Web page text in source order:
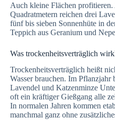
Auch kleine Flächen
Quadratmetern reichen drei
fünf bis sieben Sonnenhüte in
Teppich aus Geranium und
Was trockenheitsverträglich
Trockenheitsverträglich heißt
Wasser brauchen. Im Pflanzjahr
Lavendel und Katzenminze
oft ein kräftiger Gießgang alle
In normalen Jahren kommen
manchmal ganz ohne